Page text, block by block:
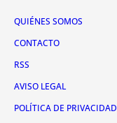
QUIÉNES SOMOS
CONTACTO
RSS
AVISO LEGAL
POLÍTICA DE PRIVACIDAD